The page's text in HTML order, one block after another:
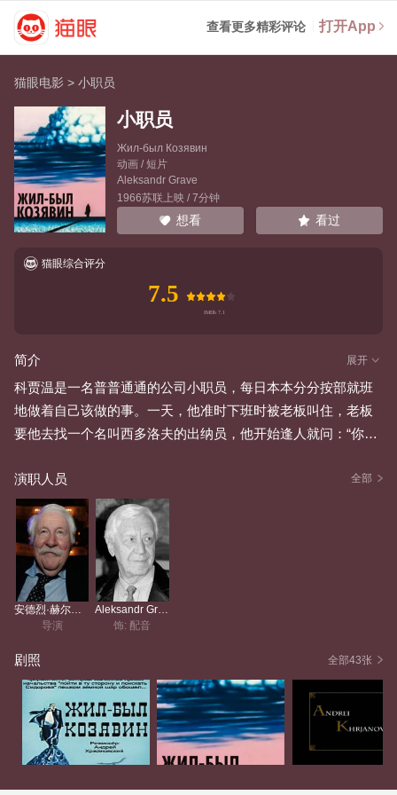
查看更多精彩评论 打开App
猫眼电影 >小职员
小职员
Жил-был Козявин
动画 / 短片
Aleksandr Grave
1966苏联上映 / 7分钟
想看 看过
猫眼综合评分
7.5
简介 展开
科贾温是一名普普通通的公司小职员，每日本本分分按部就班
地做着自己该做的事。一天，他准时下班时被老板叫住，老板
要他去找一个名叫西多洛夫的出纳员，他开始逢人就问：“你见
是，为了做好老板所交代的事，他从公司找到周围的每一个角
度，又找到全世界每一个角落，虽然最终一无所获，但他觉得
总算给老板有了交代。返回公司后，他继续之前每天都在做的
事，一如既往地老老实实。
演职人员 全部
导演
饰: 配音
剧照 全部43张